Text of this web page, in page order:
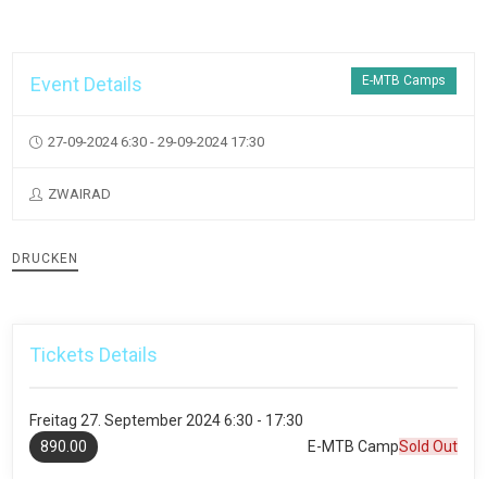
E-MTB Camps
Event Details
27-09-2024 6:30 - 29-09-2024 17:30
ZWAIRAD
DRUCKEN
Tickets Details
Freitag 27. September 2024 6:30 - 17:30
E-MTB CampSold Out
890.00